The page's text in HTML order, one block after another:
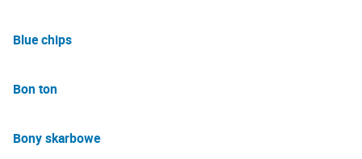
Blue chips
Bon ton
Bony skarbowe